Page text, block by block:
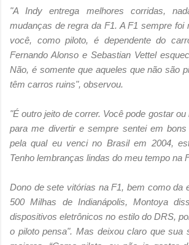
"A Indy entrega melhores corridas,
mudanças de regra da F1. A F1 sempre foi
você, como piloto, é dependente do
Fernando Alonso e Sebastian Vettel
Não, é somente que aqueles que não são
têm carros ruins", observou.
"É outro jeito de correr. Você pode gostar ou
para me divertir e sempre sentei em
pela qual eu venci no Brasil em 2004,
Tenho lembranças lindas do meu tempo na
Dono de sete vitórias na F1, bem como da
500 Milhas de Indianápolis, Montoya
dispositivos eletrônicos no estilo do DRS,
o piloto pensa". Mas deixou claro que sua